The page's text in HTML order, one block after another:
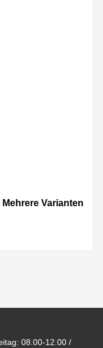
Mehrere Varianten
08.00-12.00 /